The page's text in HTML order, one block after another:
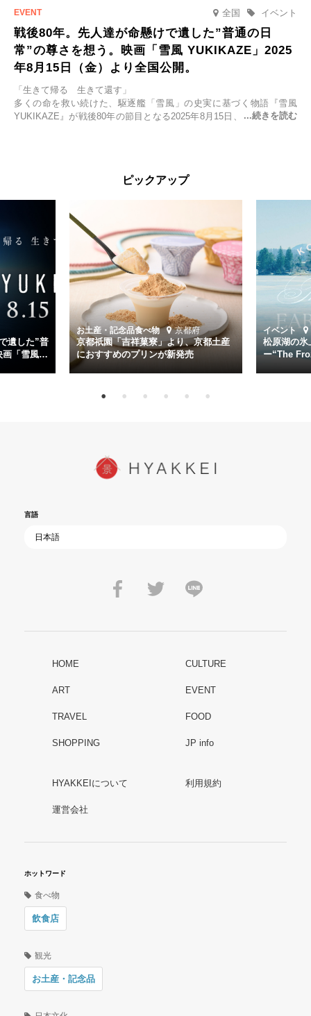
全国 イベント
戦後80年。先人達が命懸けで遺した”普通の日
常”の尊さを想う。映画「雪風 YUKIKAZE」2025
年8月15日（金）より全国公開。
「生きて帰る 生きて還す」
多くの命を救い続けた、駆逐艦「雪風」の史実に基づく物語『雪風
YUKIKAZE』が戦後80年の節目となる2025年8月15日、全国公開され
くの仲間の命を救い帰還させ、戦後まで生き抜き「幸運艦」と呼ばれ
主演は「雪風」の艦長・寺澤一利を演じる竹野内豊。先任伍長・早瀬
幸平を玉木宏が演じるほか、奥平大兼、田中麗奈、石丸幹二、益岡徹
など実力派俳優が共演。そして戦艦大和と運命を共にした帝国海軍・
第二艦隊司令長官、伊藤整一を中井貴一が圧倒的な存在感で演じ切
る。
時代が再び、分断と暴力に揺れる現代。本作は「同じ過ちを繰り返す
道を歩んではいないか」と、彼らが命をかけて守りたいと願っ
た”今”を生きる私達に問いかける。戦後80年、戦争の記憶が薄れゆく
今だからこそ、尊い平和の価値を未来に繋ぐ作品『雪風 YUKIKAZE』
を多くの方にご覧いただきたい。
ピックアップ
遺した”普
画「雪風
お土産・記念品食べ物 京都府
京都祇園「吉祥菓寮」より、京都土産
におすすめのプリンが新発売
イベント
松原湖の氷
ー“The
言語
HOME CULTURE
ART EVENT
TRAVEL FOOD
SHOPPING JP info
HYAKKEIについて 利用規約
運営会社
ホットワード
食べ物
飲食店
観光
お土産・記念品